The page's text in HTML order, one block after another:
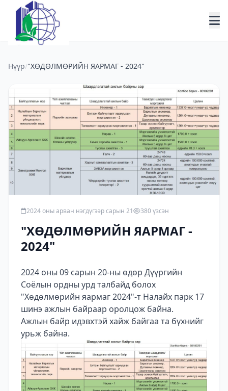
Нүүр/"ХӨДӨЛМӨРИЙН ЯАРМАГ - 2024"
2024 оны арван нэгдүгээр сарын 21 380 үзсэн
"ХӨДӨЛМӨРИЙН ЯАРМАГ -
2024"
2024 оны 09 сарын 20-ны өдөр Дүүргийн
Соёлын ордны урд талбайд болох
"Хөдөлмөрийн яармаг 2024"-т Налайх парк 17
шинэ ажлын байраар оролцож байна.
Ажлын байр идэвхтэй хайж байгаа та бүхнийг
урьж байна.